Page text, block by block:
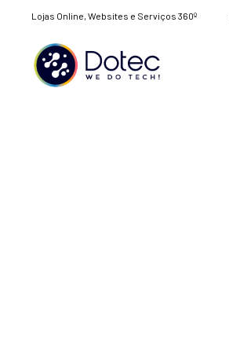
Lojas Online, Websites e Serviços 360º